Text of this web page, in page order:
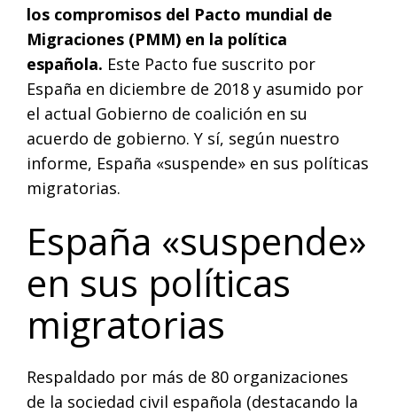
los compromisos del Pacto mundial de
Migraciones (PMM) en la política
española. Este Pacto fue suscrito por
España en diciembre de 2018 y asumido por
el actual Gobierno de coalición en su
acuerdo de gobierno. Y sí, según nuestro
informe, España «suspende» en sus políticas
migratorias.
España «suspende»
en sus políticas
migratorias
Respaldado por más de 80 organizaciones
de la sociedad civil española (destacando la